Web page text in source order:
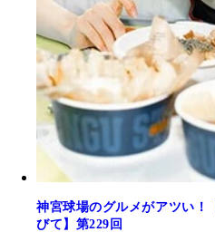
神宮球場のグルメがアツい！
びて】第229回